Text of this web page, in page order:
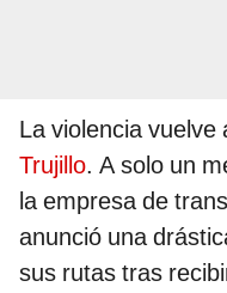
La violencia vuelve
Trujillo. A solo un
la empresa de
anunció una
sus rutas tras